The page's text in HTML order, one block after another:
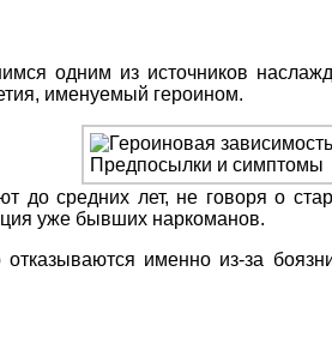
одним из источников
именуемый героином.
до средних лет, не говоря о
уже бывших наркоманов.
отказываются именно из-за